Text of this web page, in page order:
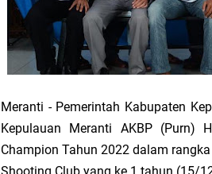
Pemkab
133 Personel
Pengurus PWI
Wabup
Meranti - Pemerintah Kabupaten
Kepulauan Meranti AKBP (Purn)
Champion Tahun 2022 dalam